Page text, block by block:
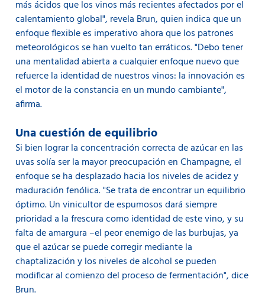
más ácidos que los vinos más recientes afectados por el
calentamiento global", revela Brun, quien indica que un
enfoque flexible es imperativo ahora que los patrones
meteorológicos se han vuelto tan erráticos. "Debo tener
una mentalidad abierta a cualquier enfoque nuevo que
refuerce la identidad de nuestros vinos: la innovación es
el motor de la constancia en un mundo cambiante",
afirma.
Una cuestión de equilibrio
Si bien lograr la concentración correcta de azúcar en las
uvas solía ser la mayor preocupación en Champagne, el
enfoque se ha desplazado hacia los niveles de acidez y
maduración fenólica. "Se trata de encontrar un equilibrio
óptimo. Un vinicultor de espumosos dará siempre
prioridad a la frescura como identidad de este vino, y su
falta de amargura –el peor enemigo de las burbujas, ya
que el azúcar se puede corregir mediante la
chaptalización y los niveles de alcohol se pueden
modificar al comienzo del proceso de fermentación", dice
Brun.